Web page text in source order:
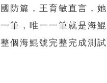
防篇，王育敏直言，
筆，唯一一筆就是海
個海鯤號完整完成測